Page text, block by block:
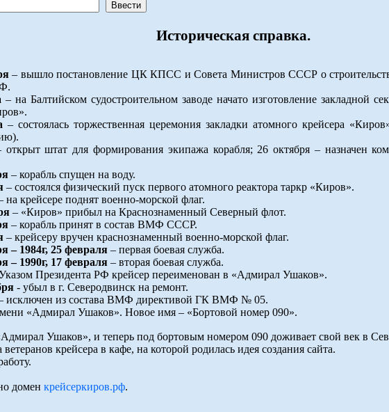
Историческая справка.
– вышло постановление ЦК КПСС и Совета Министров СССР о
– на Балтийском судостроительном заводе начато изготовление закладной
– состоялась торжественная церемония закладки атомного крейсера
открыт штат для формирования экипажа корабля; 26 октября – назначен
– корабль спущен на воду.
– состоялся физический пуск первого атомного реактора таркр «Киров».
на крейсере поднят военно-морской флаг.
– «Киров» прибыл на Краснознаменный Северный флот.
– корабль принят в состав ВМФ СССР.
– крейсеру вручен краснознаменный военно-морской флаг.
– 1984г, 25 февраля– первая боевая служба.
– 1990г, 17 февраля– вторая боевая служба.
Президента РФ крейсер переименован в «Адмирал Ушаков».
- убыл в г. Северодвинск на ремонт.
исключен из состава ВМФ директивой ГК ВМФ № 05.
«Адмирал Ушаков». Новое имя – «Бортовой номер 090».
Ушаков», и теперь под бортовым номером 090 доживает свой век в
крейсера в кафе, на которой родилась идея создания сайта.
домен крейсеркиров.рф.